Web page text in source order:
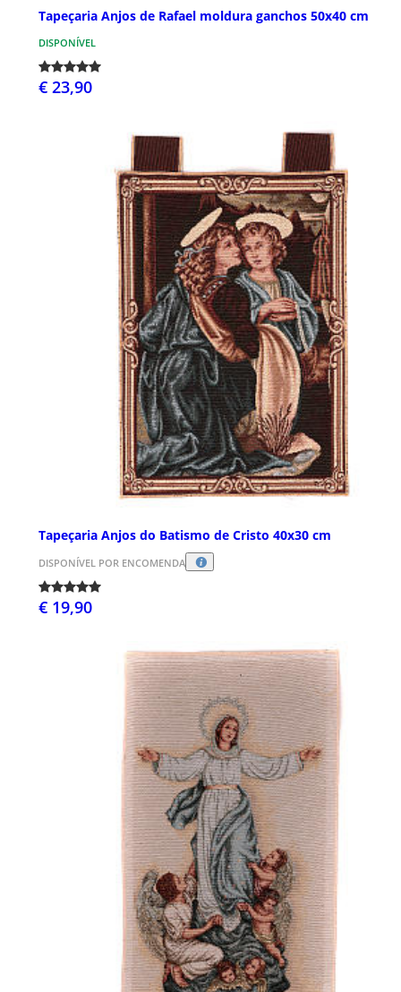
Tapeçaria Anjos de Rafael moldura ganchos 50x40 cm
DISPONÍVEL
€ 23,90
Tapeçaria Anjos do Batismo de Cristo 40x30 cm
DISPONÍVEL POR ENCOMENDA
€ 19,90